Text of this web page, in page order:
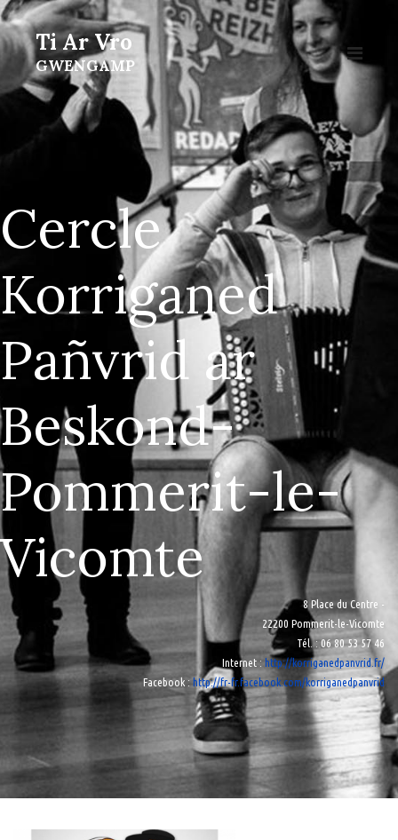
Ti Ar Vro
GWENGAMP
Cercle
Korriganed
Pañvrid ar
Beskond-
Pommerit-le-
Vicomte
8 Place du Centre -
22200 Pommerit-le-Vicomte
Tél.: 06 80 53 57 46
Internet : http://korriganedpanvrid.fr/
Facebook :http://fr-fr.facebook.com/korriganedpanvrid